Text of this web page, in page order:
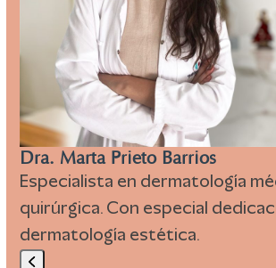
access
carousel
navigation
buttons
Dra. Marta Prieto Barrios
Especialista en dermatología
quirúrgica. Con especial
dermatología estética.